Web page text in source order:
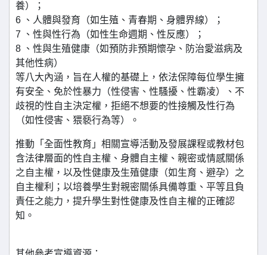
養）；
6 、人體與發育（如生殖、青春期、身體界線）；
7 、性與性行為（如性生命週期、性反應）；
8 、性與生殖健康（如預防非預期懷孕、防治愛滋病及
其他性病）
等八大內涵，旨在人權的基礎上，依法保障每位學生擁
有安全、免於性暴力（性侵害、性騷擾、性霸凌）、不
歧視的性自主決定權，拒絕不想要的性接觸及性行為
（如性侵害、猥褻行為等）。
推動「全面性教育」相關宣導活動及發展課程或教材包
含法律層面的性自主權、身體自主權、親密或情感關係
之自主權，以及性健康及生殖健康（如生育、避孕）之
自主權利；以培養學生對親密關係具備尊重、平等且負
責任之能力，提升學生對性健康及性自主權的正確認
知。